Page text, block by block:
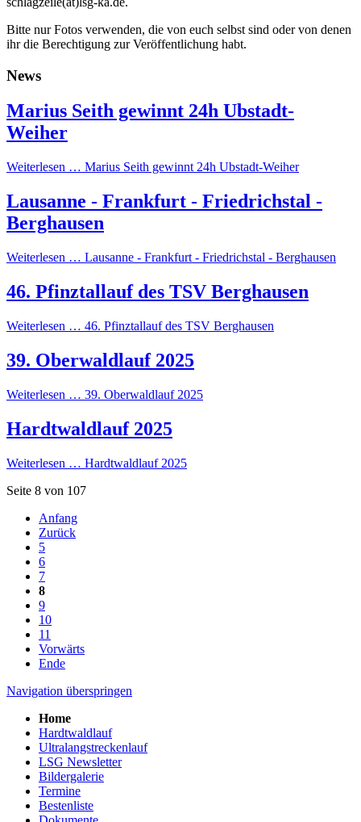
Bitte nur Fotos verwenden, die von euch selbst sind oder von denen
ihr die Berechtigung zur Veröffentlichung habt.
News
Marius Seith gewinnt 24h Ubstadt-
Weiher
Weiterlesen … Marius Seith gewinnt 24h Ubstadt-Weiher
Lausanne - Frankfurt - Friedrichstal -
Berghausen
Weiterlesen … Lausanne - Frankfurt - Friedrichstal - Berghausen
46. Pfinztallauf des TSV Berghausen
Weiterlesen … 46. Pfinztallauf des TSV Berghausen
39. Oberwaldlauf 2025
Weiterlesen … 39. Oberwaldlauf 2025
Hardtwaldlauf 2025
Weiterlesen … Hardtwaldlauf 2025
Seite 8 von 107
Anfang
Zurück
5
6
7
8
9
10
11
Vorwärts
Ende
Navigation überspringen
Home
Hardtwaldlauf
Ultralangstreckenlauf
LSG Newsletter
Bildergalerie
Termine
Bestenliste